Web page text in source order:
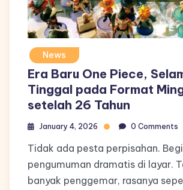
News
Era Baru One Piece,
Tinggal pada Format
setelah 26 Tahun
January 4, 2026 0 Comments
Tidak ada pesta perpisahan.
pengumuman dramatis di layar.
banyak penggemar, rasanya